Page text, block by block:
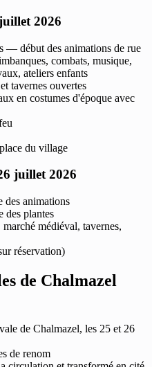
2026
— début des animations de rue
combats, musique,
ateliers enfants
tavernes ouvertes
en costumes d'époque avec
du village
juillet 2026
animations
des plantes
marché médiéval, tavernes,
réservation)
de Chalmazel
de Chalmazel, les 25 et 26
de renom